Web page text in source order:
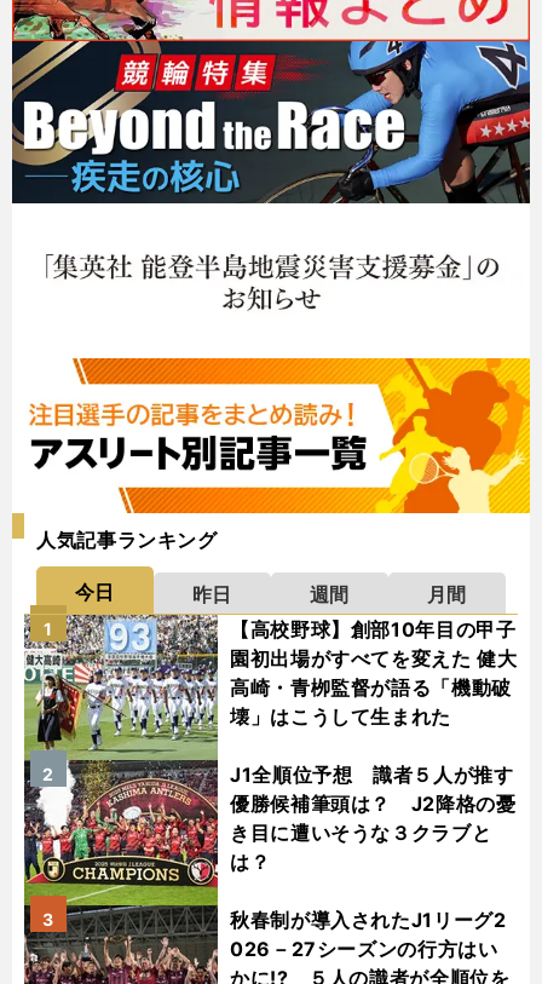
人気記事ランキング
今日 昨日 週間
月間
【高校野球】創部10年目の甲子
園初出場がすべてを変えた 健大
高崎・青栁監督が語る「機動破
壊」はこうして生まれた
1
J1全順位予想 識者５人が推す
優勝候補筆頭は？ J2降格の憂
き目に遭いそうな３クラブと
は？
2
秋春制が導入されたJ1リーグ2
026－27シーズンの行方はい
かに!? ５人の識者が全順位を
3